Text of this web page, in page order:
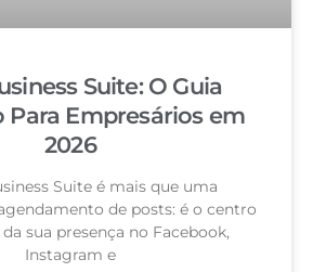
Suite: O Guia
Para Empresários em
2026
Suite é mais que uma
de posts: é o centro
sua presença no Facebook,
Instagram e